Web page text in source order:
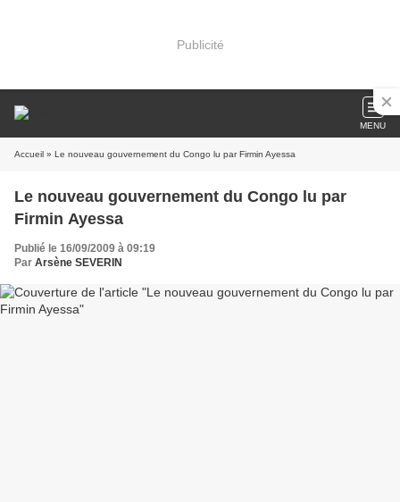
Publicité
MENU
Accueil » Le nouveau gouvernement du Congo lu par Firmin Ayessa
Le nouveau gouvernement du Congo lu par
Firmin Ayessa
Publié le 16/09/2009 à 09:19
Par Arsène SEVERIN